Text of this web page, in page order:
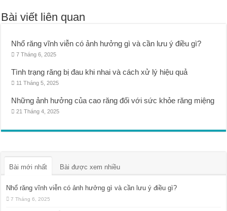
Bài viết liên quan
Nhổ răng vĩnh viễn có ảnh hưởng gì và cần lưu ý điều gì?
7 Tháng 6, 2025
Tình trạng răng bị đau khi nhai và cách xử lý hiệu quả
11 Tháng 5, 2025
Những ảnh hưởng của cao răng đối với sức khỏe răng miệng
21 Tháng 4, 2025
Bài mới nhất Bài được xem nhiều
Nhổ răng vĩnh viễn có ảnh hưởng gì và cần lưu ý điều gì?
7 Tháng 6, 2025